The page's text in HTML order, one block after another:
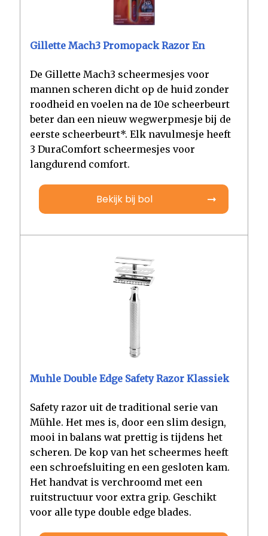
Gillette Mach3 Promopack Razor En
De Gillette Mach3 scheermesjes voor
mannen scheren dicht op de huid zonder
roodheid en voelen na de 10e scheerbeurt
beter dan een nieuw wegwerpmesje bij de
eerste scheerbeurt*. Elk navulmesje heeft
3 DuraComfort scheermesjes voor
langdurend comfort.
Bekijk bij bol
Muhle Double Edge Safety Razor Klassiek
Safety razor uit de traditional serie van
Mühle. Het mes is, door een slim design,
mooi in balans wat prettig is tijdens het
scheren. De kop van het scheermes heeft
een schroefsluiting en een gesloten kam.
Het handvat is verchroomd met een
ruitstructuur voor extra grip. Geschikt
voor alle type double edge blades.